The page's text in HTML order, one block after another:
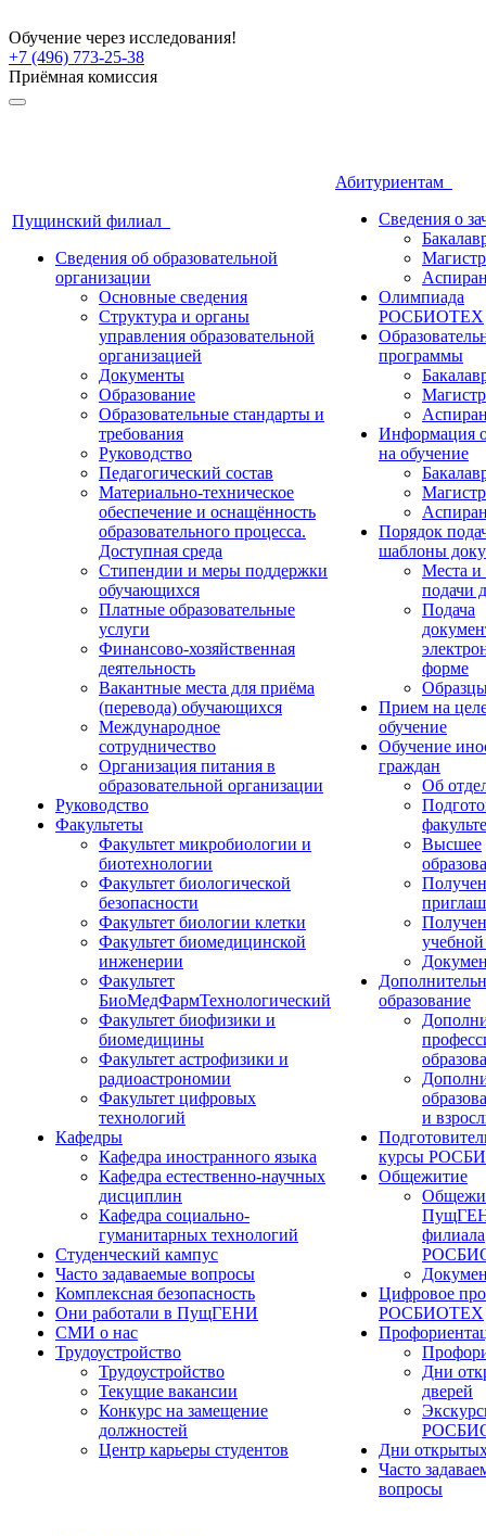
Обучение через исследования!
+7 (496) 773-25-38
Приёмная комиссия
Пущинский филиал
Сведения об образовательной
организации
Основные сведения
Структура и органы
управления образовательной
организацией
Документы
Образование
Образовательные стандарты и
требования
Руководство
Педагогический состав
Материально-техническое
обеспечение и оснащённость
образовательного процесса.
Доступная среда
Стипендии и меры поддержки
обучающихся
Платные образовательные
услуги
Финансово-хозяйственная
деятельность
Вакантные места для приёма
(перевода) обучающихся
Международное
сотрудничество
Организация питания в
образовательной организации
Руководство
Факультеты
Факультет микробиологии и
биотехнологии
Факультет биологической
безопасности
Факультет биологии клетки
Факультет биомедицинской
инженерии
Факультет
БиоМедФармТехнологический
Факультет биофизики и
биомедицины
Факультет астрофизики и
радиоастрономии
Факультет цифровых
технологий
Кафедры
Кафедра иностранного языка
Кафедра естественно-научных
дисциплин
Кафедра социально-
гуманитарных технологий
Студенческий кампус
Часто задаваемые вопросы
Комплексная безопасность
Они работали в ПущГЕНИ
СМИ о нас
Трудоустройство
Трудоустройство
Текущие вакансии
Конкурс на замещение
должностей
Центр карьеры студентов
Абитуриентам
Сведения о
Олимпиада
РОСБИОТЕХ
программы
Информация
на обучение
Порядок
шаблоны
Места и
подачи
Подача
форме
Прием на
обучение
Обучение
граждан
Об
Высшее
образование
и
курсы
Общежитие
филиала
Цифровое
РОСБИОТЕХ
Дни
дверей
Дни
Часто
вопросы